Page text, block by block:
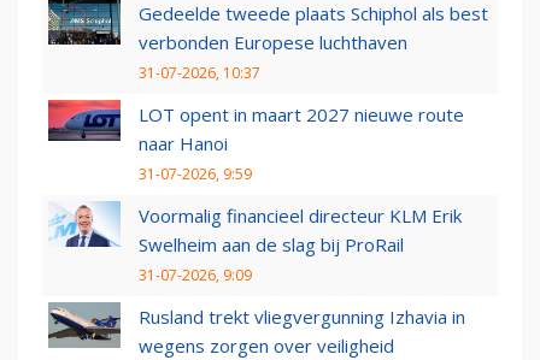
Gedeelde tweede plaats Schiphol als best
verbonden Europese luchthaven
31-07-2026, 10:37
LOT opent in maart 2027 nieuwe route
naar Hanoi
31-07-2026, 9:59
Voormalig financieel directeur KLM Erik
Swelheim aan de slag bij ProRail
31-07-2026, 9:09
Rusland trekt vliegvergunning Izhavia in
wegens zorgen over veiligheid